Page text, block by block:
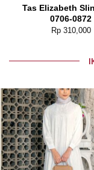
Tas Elizabeth
0706-0872
Rp310,000